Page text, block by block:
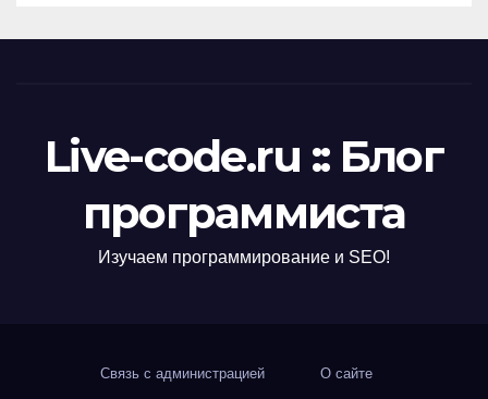
Live-code.ru :: Блог
программиста
Изучаем программирование и SEO!
Связь с администрацией О сайте